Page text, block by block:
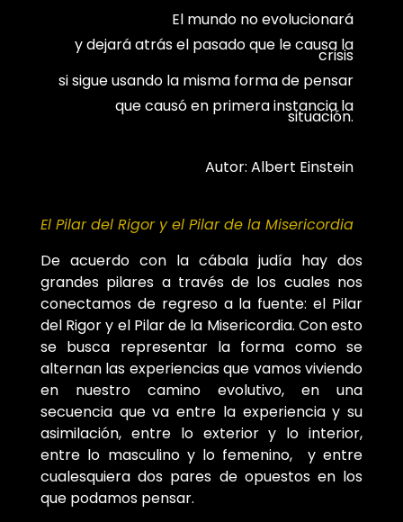
El mundo no evolucionará
y dejará atrás el pasado que le causa la
crisis
si sigue usando la misma forma de pensar
que causó en primera instancia la
situación.
Autor: Albert Einstein
El Pilar del Rigor y el Pilar de la Misericordia
De acuerdo con la cábala judía hay dos
grandes pilares a través de los cuales nos
conectamos de regreso a la fuente: el Pilar
del Rigor y el Pilar de la Misericordia. Con esto
se busca representar la forma como se
alternan las experiencias que vamos viviendo
en nuestro camino evolutivo, en una
secuencia que va entre la experiencia y su
asimilación, entre lo exterior y lo interior,
entre lo masculino y lo femenino, y entre
cualesquiera dos pares de opuestos en los
que podamos pensar.